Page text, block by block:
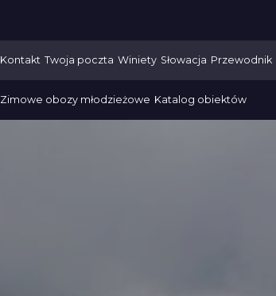
Kontakt Twoja poczta Winiety Słowacja Przewodnik
Zimowe obozy młodzieżowe Katalog obiektów